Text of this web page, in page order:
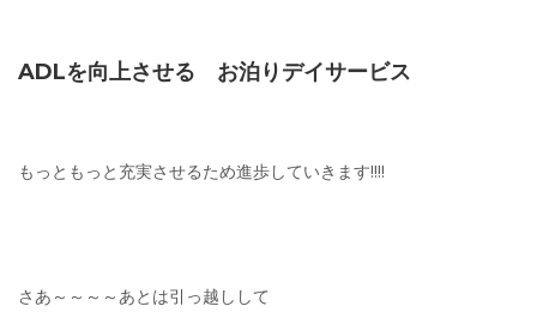
ADLを向上させる お泊りデイサービス
もっともっと充実させるため進歩していきます!!!!
さあ～～～～あとは引っ越しして